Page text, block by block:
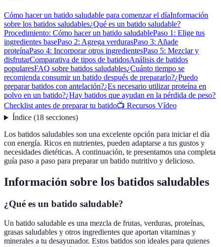
Cómo hacer un batido saludable para comenzar el díaInformación
sobre los batidos saludables¿Qué es un batido saludable?
Procedimiento: Cómo hacer un batido saludablePaso 1: Elige tus
ingredientes basePaso 2: Agrega verdurasPaso 3: Añade
proteínaPaso 4: Incorporar otros ingredientesPaso 5: Mezclar y
disfrutarComparativa de tipos de batidosAnálisis de batidos
popularesFAQ sobre batidos saludables¿Cuánto tiempo se
recomienda consumir un batido después de prepararlo?¿Puedo
preparar batidos con antelación?¿Es necesario utilizar proteína en
polvo en un batido?¿Hay batidos que ayudan en la pérdida de peso?
Checklist antes de preparar tu batido📺 Recursos Vídeo
Índice(18 secciones)
Los batidos saludables son una excelente opción para iniciar el día
con energía. Ricos en nutrientes, pueden adaptarse a tus gustos y
necesidades dietéticas. A continuación, te presentamos una completa
guía paso a paso para preparar un batido nutritivo y delicioso.
Información sobre los batidos saludables
¿Qué es un batido saludable?
Un batido saludable es una mezcla de frutas, verduras, proteínas,
grasas saludables y otros ingredientes que aportan vitaminas y
minerales a tu desayunador. Estos batidos son ideales para quienes